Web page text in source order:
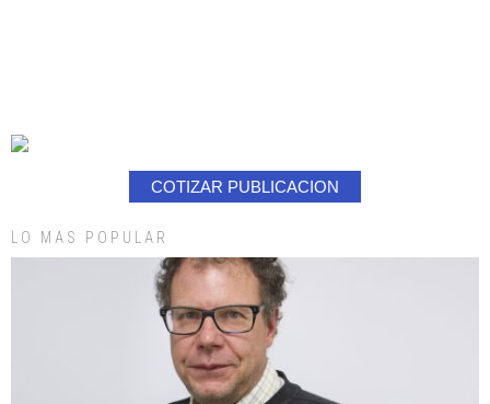
COTIZAR PUBLICACION
LO MAS POPULAR